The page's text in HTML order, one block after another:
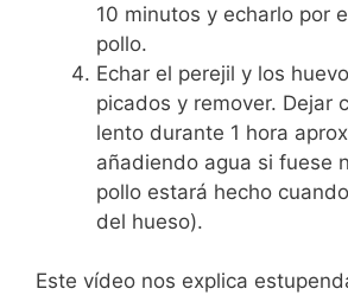
10 minutos y echarlo por
pollo.
Echar el perejil y los
picados y remover. Dejar
lento durante 1 hora
añadiendo agua si fuese
pollo estará hecho
del hueso).
Este vídeo nos explica